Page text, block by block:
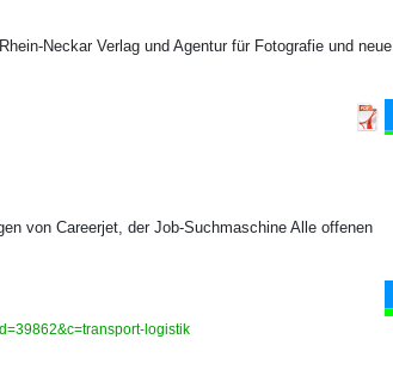
Neckar Verlag und Agentur für Fotografie und neue
von Careerjet, der Job-Suchmaschine Alle offenen
logistik